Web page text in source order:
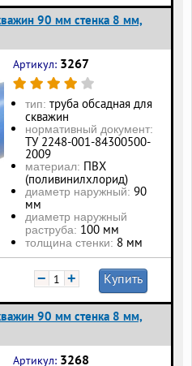
90 мм стенка 8 мм,
Артикул: 3267
тип: труба обсадная для
скважин
нормативный документ:
ТУ 2248-001-84300500-
2009
материал: ПВХ
(поливинилхлорид)
диаметр наружный: 90
мм
диаметр наружный
раструба: 100 мм
толщина стенки: 8 мм
− + Купить
90 мм стенка 8 мм,
Артикул: 3268